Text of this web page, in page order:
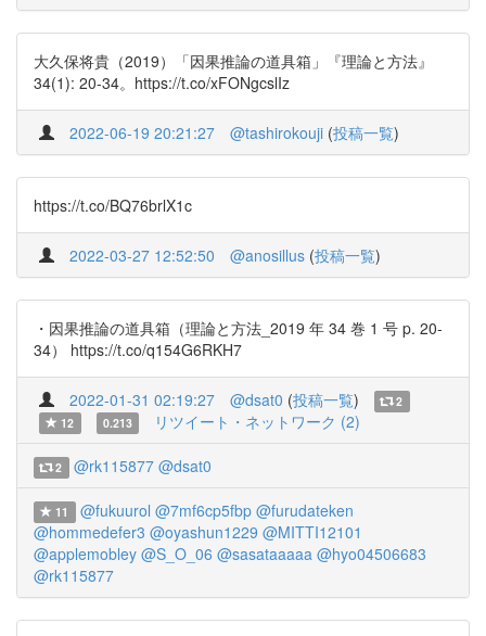
大久保将貴（2019）「因果推論の道具箱」『理論と方法』
34(1): 20-34。https://t.co/xFONgcslIz
2022-06-19 20:21:27 @tashirokouji (投稿一覧)
https://t.co/BQ76brlX1c
2022-03-27 12:52:50 @anosillus (投稿一覧)
・因果推論の道具箱（理論と方法_2019 年 34 巻 1 号 p. 20-
34） https://t.co/q154G6RKH7
2022-01-31 02:19:27 @dsat0 (投稿一覧)
2
12
0.213 リツイート・ネットワーク (2)
2 @rk115877 @dsat0
11 @fukuurol @7mf6cp5fbp @furudateken
@hommedefer3 @oyashun1229 @MITTI12101
@applemobley @S_O_06 @sasataaaaa @hyo04506683
@rk115877